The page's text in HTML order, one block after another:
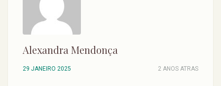
Alexandra Mendonça
29 JANEIRO 2025 2 ANOS ATRAS